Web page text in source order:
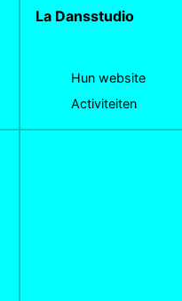
La Dansstudio
Hun website
Activiteiten